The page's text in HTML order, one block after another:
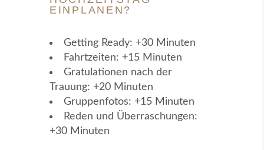
EINPLANEN?
Getting Ready: +30 Minuten
Fahrtzeiten: +15 Minuten
Gratulationen nach der
Trauung: +20 Minuten
Gruppenfotos: +15 Minuten
Reden und Überraschungen:
+30 Minuten